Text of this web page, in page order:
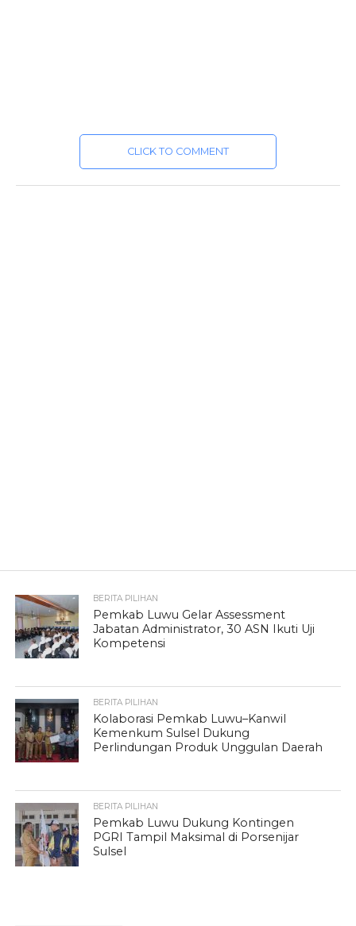
CLICK TO COMMENT
BERITA PILIHAN
Pemkab Luwu Gelar Assessment
Jabatan Administrator, 30 ASN Ikuti Uji
Kompetensi
BERITA PILIHAN
Kolaborasi Pemkab Luwu–Kanwil
Kemenkum Sulsel Dukung
Perlindungan Produk Unggulan Daerah
BERITA PILIHAN
Pemkab Luwu Dukung Kontingen
PGRI Tampil Maksimal di Porsenijar
Sulsel